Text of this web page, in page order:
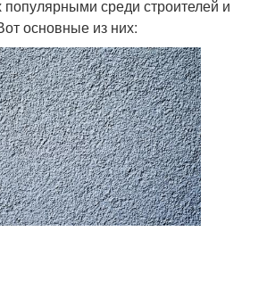
среди строителей и
основные из них: